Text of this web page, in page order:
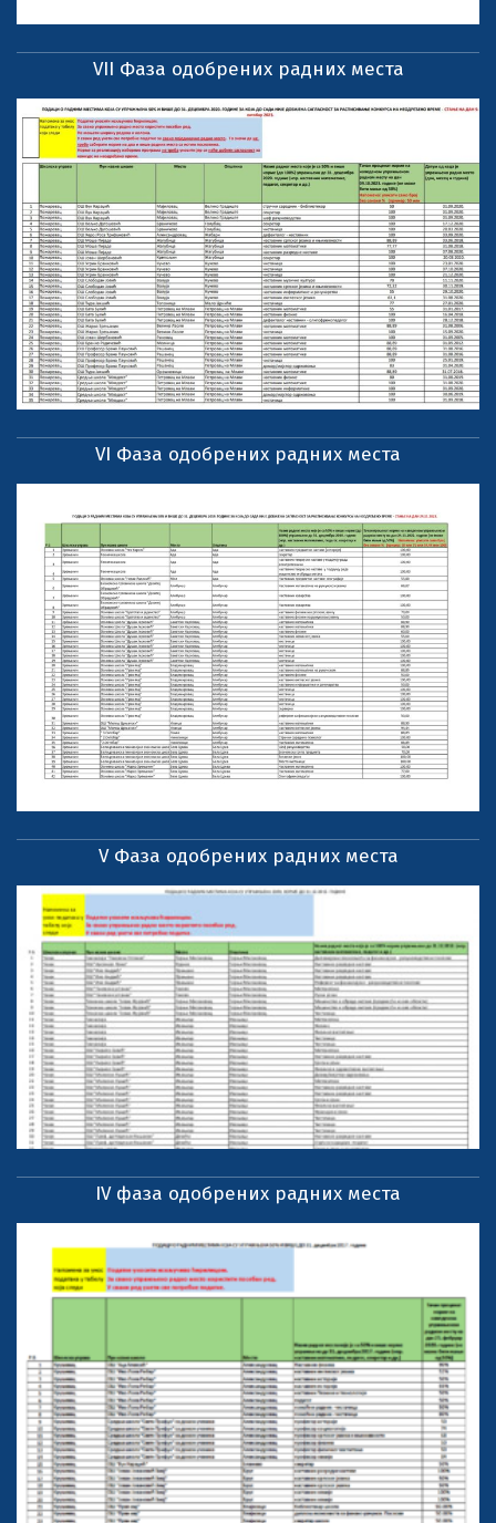
VII Фаза одобрених радних места
VI Фаза одобрених радних места
V Фаза одобрених радних места
IV фаза одобрених радних места